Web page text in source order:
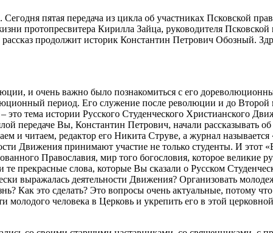
пятая передача из цикла об участниках Псковской
протопресвитера Кирилла Зайца, руководителя
продолжит историк Константин Петрович Обозный.
и очень важно было познакомиться с его
период. Его служение после революции и до
тема истории Русского Студенческого Христианского
передаче Вы, Константин Петрович, начали рассказывать
и читаем, редактор его Никита Струве, а журнал
Движения принимают участие не только студенты. И этот
Православия, мир того богословия, которое великие
те прекрасные слова, которые Вы сказали о Русском
выражалась деятельности Движения? Организовать
Как это сделать? Это вопросы очень актуальные, потому
человека в Церковь и укрепить его в этой